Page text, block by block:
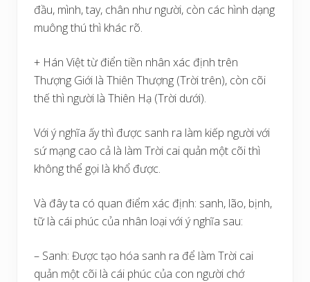
đầu, mình, tay, chân như người, còn các hình dạng
muông thú thì khác rõ.
+ Hán Việt từ điển tiền nhân xác định trên
Thượng Giới là Thiên Thượng (Trời trên), còn cõi
thế thì người là Thiên Hạ (Trời dưới).
Với ý nghĩa ấy thì được sanh ra làm kiếp người với
sứ mạng cao cả là làm Trời cai quản một cõi thì
không thể gọi là khổ được.
Và đây ta có quan điểm xác định: sanh, lão, bịnh,
tữ là cái phúc của nhân loại với ý nghĩa sau:
– Sanh: Được tạo hóa sanh ra để làm Trời cai
quản một cõi là cái phúc của con người chớ